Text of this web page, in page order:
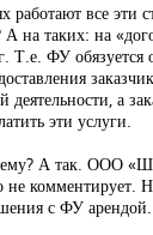
работают все эти
на таких: на
Т.е. ФУ обязуется
деятельности, а
эти услуги.
А так. ООО
не комментирует.
с ФУ арендой.